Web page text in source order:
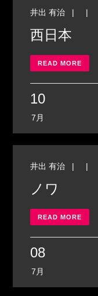
井出 有治 | |
西日本
READ MORE
10
7月
井出 有治 | |
ノワ
READ MORE
08
7月